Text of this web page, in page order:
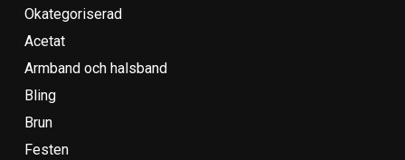
Okategoriserad
Acetat
Armband och halsband
Bling
Brun
Festen